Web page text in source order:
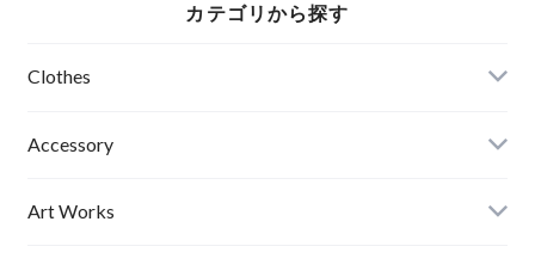
カテゴリから探す
Clothes
Mens
Ladies
Accessory
Art Works